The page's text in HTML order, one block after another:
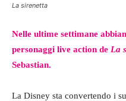
La sirenetta
Nelle ultime settimane
personaggi live action de La
Sebastian.
La Disney sta convertendo i